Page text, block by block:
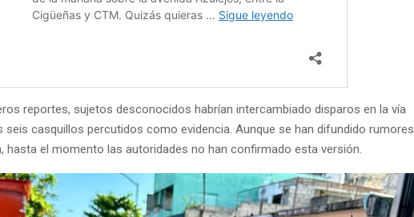
reportes, sujetos desconocidos habrían intercambiado disparos en la vía
seis casquillos percutidos como evidencia. Aunque se han difundido rumores
hasta el momento las autoridades no han confirmado esta versión.